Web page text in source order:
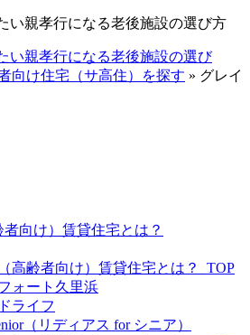
い親孝行になる老後施設の選び方
い親孝行になる老後施設の選び
向け住宅（サ高住）を探す » グレイ
向け）賃貸住宅とは？
高齢者向け）賃貸住宅とは？_TOP
ォート久里浜
ライフ
（リディアス for シニア）